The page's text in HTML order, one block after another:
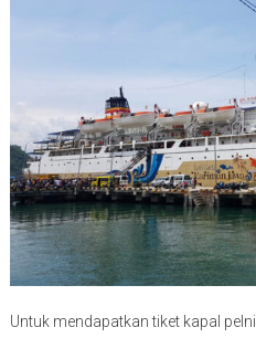
Untuk mendapatkan tiket kapal pelni